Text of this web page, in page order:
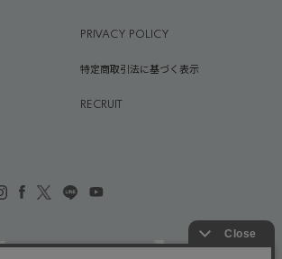
PRIVACY POLICY
特定商取引法に基づく表示
RECRUIT